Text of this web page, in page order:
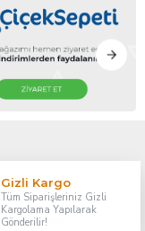
Gizli Kargo
Tüm Siparişleriniz Gizli
Kargolama Yapılarak
Gönderilir!